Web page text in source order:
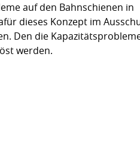
auf den Bahnschienen in
dieses Konzept im
Den die
werden.